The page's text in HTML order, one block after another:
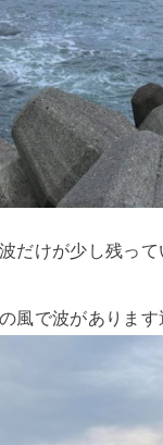
だけが少し残っ
風で波がありま